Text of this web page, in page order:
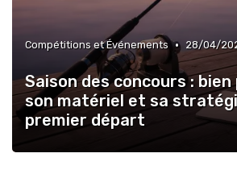
Compétitions et Événements • 28/04/
Saison des concours :
son matériel et sa
premier départ